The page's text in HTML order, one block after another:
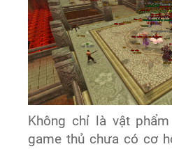
Không chỉ là vật
game thủ chưa có cơ